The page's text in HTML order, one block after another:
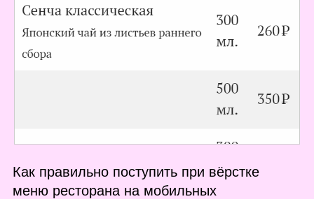
Как правильно поступить при вёрстке
меню ресторана на мобильных